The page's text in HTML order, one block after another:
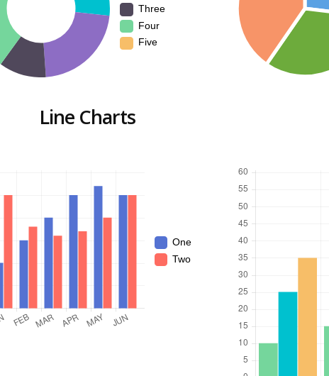
Three
Four
Five
Line Charts
One
Two